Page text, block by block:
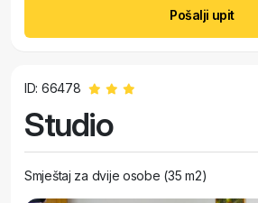
Pošalji upit
ID: 66478
Studio
Smještaj za dvije osobe (35 m2)